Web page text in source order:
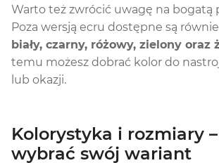
Warto też zwrócić uwagę na bogatą
Poza wersją ecru dostępne są
biały, czarny, różowy, zielony oraz
temu możesz dobrać kolor do
lub okazji.
Kolorystyka i rozmiary
wybrać swój wariant